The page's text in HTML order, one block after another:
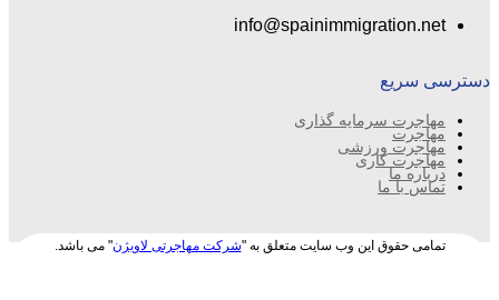
info@spainimmigration.net
دسترسی سریع
مهاجرت سرمایه گذاری
مهاجرت
مهاجرت ورزشی
مهاجرت کاری
درباره ما
تماس با ما
تمامی حقوق این وب سایت متعلق به "شرکت مهاجرتی لاویژن" می باشد.